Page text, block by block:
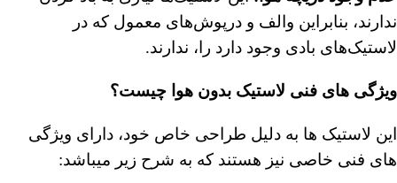
ندارند، بنابراین والف و درپوش‌های معمول که در
لاستیک‌های بادی وجود دارد را، ندارند.
ویژگی های فنی لاستیک بدون هوا چیست؟
این لاستیک ها به دلیل طراحی خاص خود، دارای ویژگی
های فنی خاصی نیز هستند که به شرح زیر میباشد: